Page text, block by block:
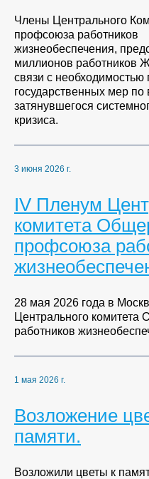
Члены Центрального
профсоюза работников
жизнеобеспечения,
миллионов работников
связи с необходимостью
государственных мер
затянувшегося
кризиса.
3 июня 2026 г.
IV Пленум
комитета
профсоюза
28 мая 2026 года в
Центрального комитета
работников
1 мая 2026 г.
Возложение
памяти.
Возложили цветы к